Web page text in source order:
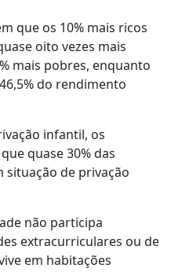
que os 10% mais ricos
oito vezes mais
mais pobres, enquanto
do rendimento
infantil, os
quase 30% das
situação de privação
não participa
extracurriculares ou de
em habitações